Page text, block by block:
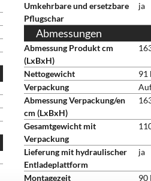
Umkehrbare und ersetzbare
Pflugschar
ja
Abmessungen
Abmessung Produkt cm
(LxBxH)
Nettogewicht
91
Verpackung
Abmessung Verpackung/en
cm (LxBxH)
Gesamtgewicht mit
Verpackung
Lieferung mit hydraulischer
Entladeplattform
ja
Montagezeit 90